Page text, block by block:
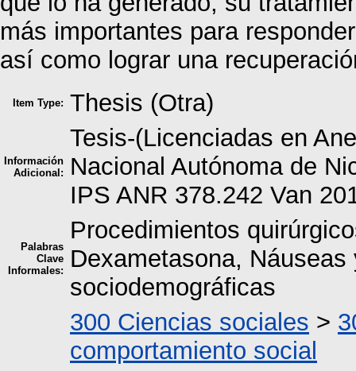
más importantes para
así como lograr una
Item Type: Thesis (Otra)
Información
Adicional:
Tesis-(Licenciadas en
Nacional Autónoma de
IPS ANR 378.242 Van
Palabras
Clave
Informales:
Procedimientos
Dexametasona,
sociodemográficas
300 Ciencias sociales >
comportamiento social